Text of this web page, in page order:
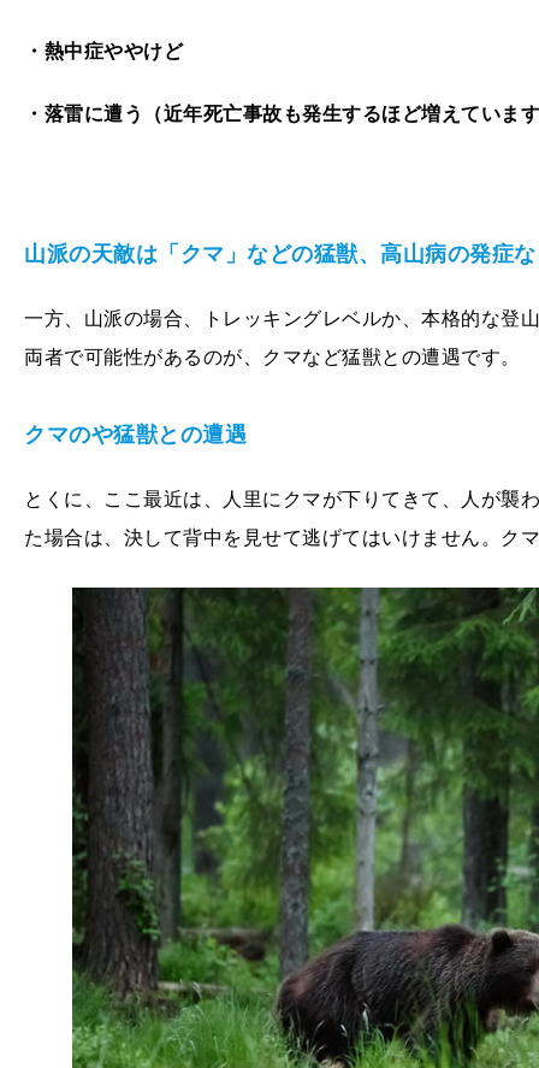
・熱中症ややけど
・落雷に遭う（近年死亡事故も発生するほど増えていま
山派の天敵は「クマ」などの猛獣、高山病の発症
一方、山派の場合、トレッキングレベルか、本格的な登
両者で可能性があるのが、クマなど猛獣との遭遇です。
クマのや猛獣との遭遇
とくに、ここ最近は、人里にクマが下りてきて、人が襲
た場合は、決して背中を見せて逃げてはいけません。ク